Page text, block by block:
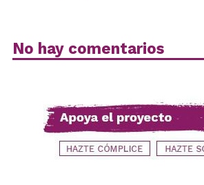
No hay comentarios